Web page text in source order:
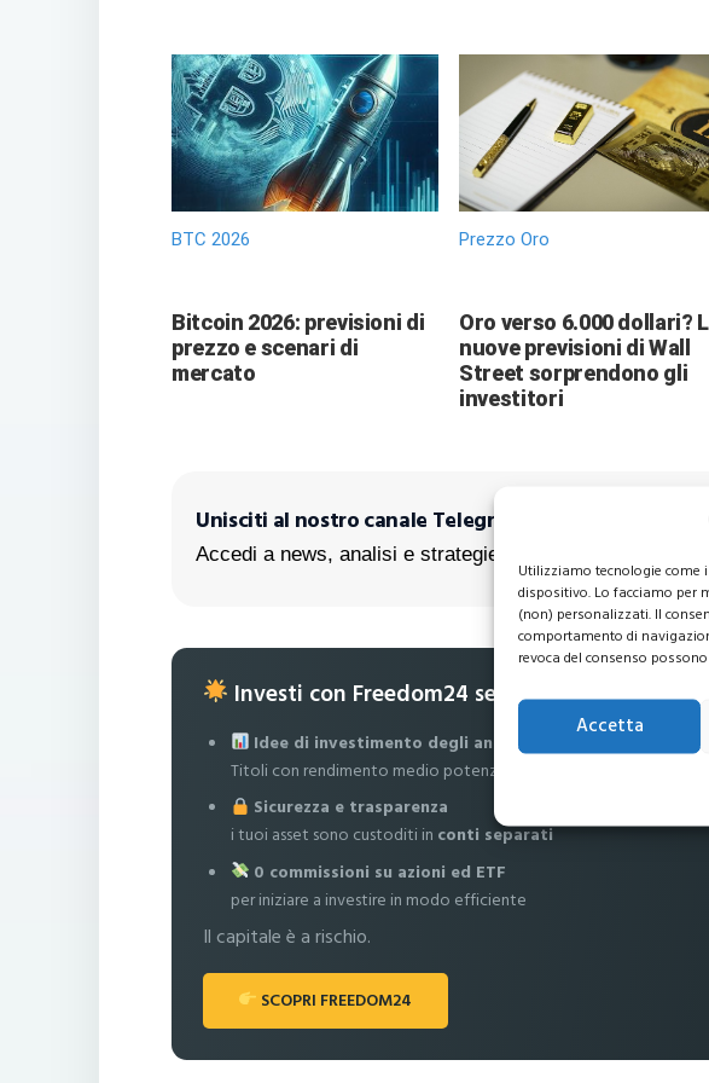
Utilizziamo tecnologie come
dispositivo. Lo facciamo per
(non) personalizzati. Il
comportamento di
revoca del consenso
Accetta
BTC 2026
Bitcoin 2026: previsioni di
prezzo e scenari di
mercato
Prezzo Oro
Oro verso 6.000 dollari?
nuove previsioni di Wall
Street sorprendono gli
investitori
Unisciti al nostro canale Telegram!
Accedi a news, analisi e strategie esclusive per i tuoi
Investi con Freedom24 senza commissioni
Idee di investimento degli analisti
Titoli con rendimento medio potenziale fino al
Sicurezza e trasparenza
i tuoi asset sono custoditi in conti separati
0 commissioni su azioni ed ETF
per iniziare a investire in modo efficiente
Il capitale è a rischio.
SCOPRI FREEDOM24